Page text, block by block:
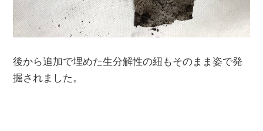
後から追加で埋めた生分解性の紐もそのまま姿で発
掘されました。